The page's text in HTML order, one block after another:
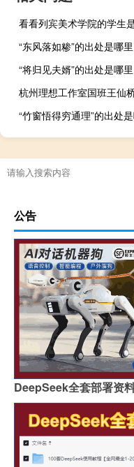
“东风落如糁”的出处是哪里
“将归见夫婿”的出处是哪里
“竹窗悟得穷通理”的出处
公告
DeepSeek全套部署资